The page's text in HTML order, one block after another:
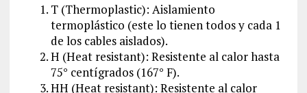
T (Thermoplastic): Aislamiento
termoplástico (este lo tienen todos y cada 1
de los cables aislados).
H (Heat resistant): Resistente al calor hasta
75° centígrados (167° F).
HH (Heat resistant): Resistente al calor